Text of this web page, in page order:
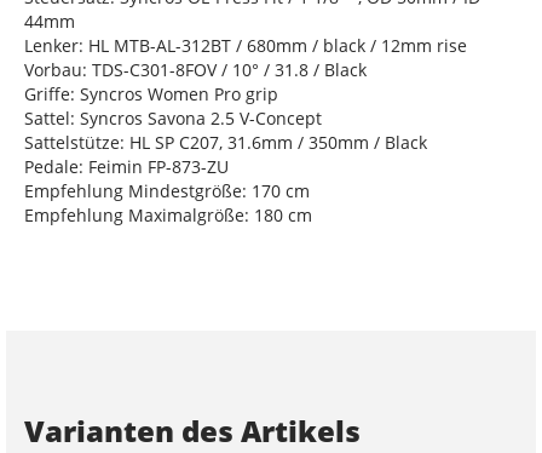
44mm
Lenker: HL MTB-AL-312BT / 680mm / black / 12mm rise
Vorbau: TDS-C301-8FOV / 10° / 31.8 / Black
Griffe: Syncros Women Pro grip
Sattel: Syncros Savona 2.5 V-Concept
Sattelstütze: HL SP C207, 31.6mm / 350mm / Black
Pedale: Feimin FP-873-ZU
Empfehlung Mindestgröße: 170 cm
Empfehlung Maximalgröße: 180 cm
Varianten des Artikels